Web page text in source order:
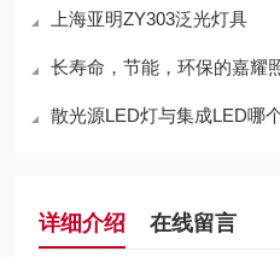
上海亚明ZY303泛光灯具
长寿命，节能，环保的嘉耀
散光源LED灯与集成LED哪
详细介绍 在线留言